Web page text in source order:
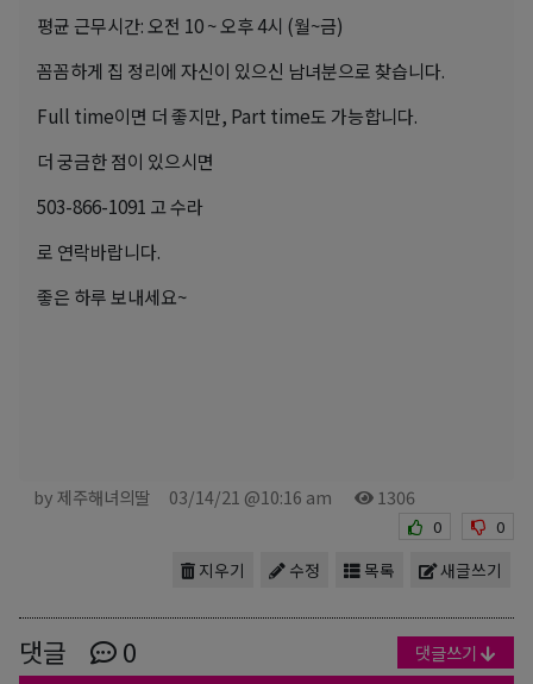
평균 근무시간: 오전 10 ~ 오후 4시 (월~금)
꼼꼼하게 집 정리에 자신이 있으신 남녀분으로 찾습니다.
Full time이면 더 좋지만, Part time도 가능합니다.
더 궁금한 점이 있으시면
503-866-1091 고 수라
로 연락바랍니다.
좋은 하루 보내세요~
by 제주해녀의딸 03/14/21 @10:16 am 1306
0 0
새글쓰기
목록
수정
지우기
댓글 0 댓글쓰기